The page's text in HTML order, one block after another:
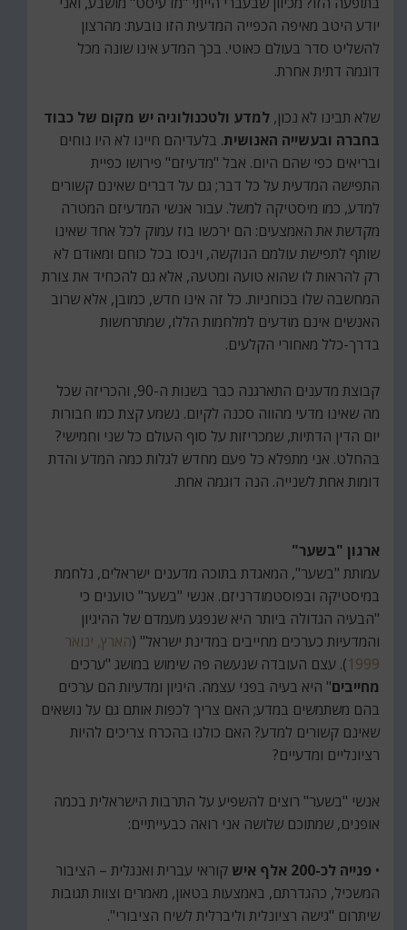
יודע היטב מאיפה הכפייה המדעית הזו נובעת: מהרצון
להשליט סדר בעולם כאוטי. בכך המדע אינו שונה מכל
דוֹגמה דתית אחרת.
שלא תבינו לא נכון, למדע ולטכנולוגיה יש מקום של כבוד
בחברה ובעשייה האנושית. בלעדיהם חיינו לא היו נוחים
ובריאים כפי שהם היום. אבל "מדעיזם" פירושו כפיית
התפישה המדעית על כל דבר; גם על דברים שאינם קשורים
למדע, כמו מיסטיקה למשל. עבור אנשי המדעיזם המטרה
מקדשת את האמצעים: הם ירכשו בוז עמוק לכל אחד שאינו
שותף לתפישת עולמם הנוקשה, וינסו בכל כוחם ומאודם לא
רק להראות לו שהוא טועה ומטעה, אלא גם להכחיד את צורת
המחשבה שלו בכוחניות. כל זה אינו חדש, כמובן, אלא שרוב
האנשים אינם מודעים למלחמות הללו, שמתרחשות
בדרך-כלל מאחורי הקלעים.
קבוצת מדענים התארגנה כבר בשנות ה-90, והכריזה שכל
מה שאינו מדעי מהווה סכנה לקיום. נשמע קצת כמו חבורות
יום הדין הדתיות, שמכריזות על סוף העולם כל שני וחמישי?
בהחלט. אני מתפלא כל פעם מחדש לגלות כמה המדע והדת
דומות אחת לשנייה. הנה דוגמה אחת.
ארגון "בשער"
עמותת "בשער", המאגדת בתוכה מדענים ישראלים, נלחמת
במיסטיקה ובפוסטמודרניזם. אנשי "בשער" טוענים כי
"הבעיה הגדולה ביותר היא שנפגע מעמדם של ההיגיון
והמדעיות כערכים מחייבים במדינת ישראל" (הארץ, ינואר
1999). עצם העובדה שנעשה פה שימוש במושג "ערכים
מחייבים" היא בעיה בפני עצמה. היגיון ומדעיות הם ערכים
בהם משתמשים במדע; האם צריך לכפות אותם גם על נושאים
שאינם קשורים למדע? האם כולנו בהכרח צריכים להיות
רציונליים ומדעיים?
אנשי "בשער" רוצים להשפיע על התרבות הישראלית בכמה
אופנים, שמתוכם שלושה אני רואה כבעייתיים:
• פנייה לכ-200 אלף איש
קוראי עברית ואנגלית – הציבור
המשכיל, כהגדרתם, באמצעות בטאון, מאמרים וצוות תגובות
שיתרום "גישה רציונלית וליברלית לשיח הציבורי".